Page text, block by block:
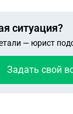
ситуация?
— юрист
Задать свой